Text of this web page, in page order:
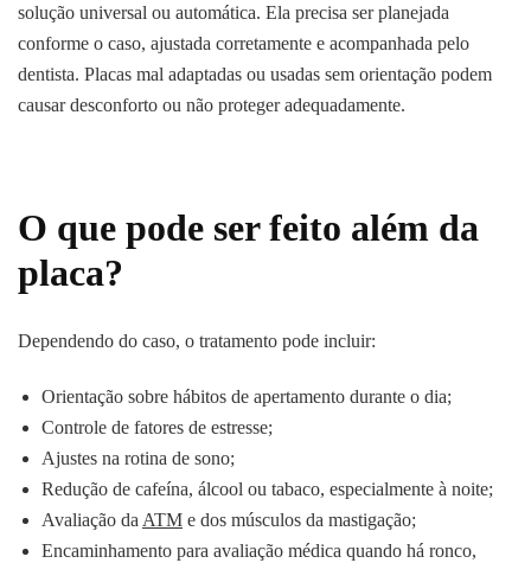
solução universal ou automática. Ela precisa ser planejada
conforme o caso, ajustada corretamente e acompanhada pelo
dentista. Placas mal adaptadas ou usadas sem orientação podem
causar desconforto ou não proteger adequadamente.
O que pode ser feito além da
placa?
Dependendo do caso, o tratamento pode incluir:
Orientação sobre hábitos de apertamento durante o dia;
Controle de fatores de estresse;
Ajustes na rotina de sono;
Redução de cafeína, álcool ou tabaco, especialmente à noite;
Avaliação da ATM e dos músculos da mastigação;
Encaminhamento para avaliação médica quando há ronco,